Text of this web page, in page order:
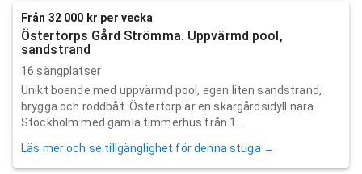
Från 32 000 kr per vecka
Östertorps Gård Strömma. Uppvärmd pool,
sandstrand
16 sängplatser
Unikt boende med uppvärmd pool, egen liten sandstrand,
brygga och roddbåt. Östertorp är en skärgårdsidyll nära
Stockholm med gamla timmerhus från 1...
Läs mer och se tillgänglighet för denna stuga →